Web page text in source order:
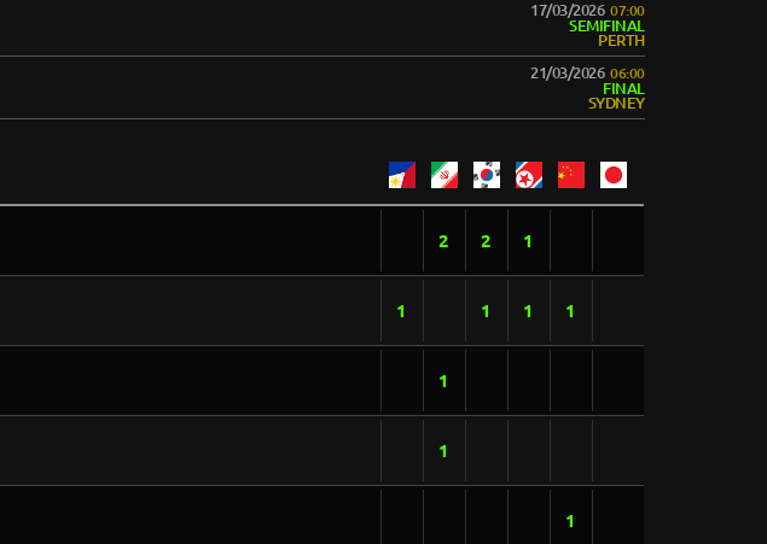
17/03/202607:00
SEMIFINAL
PERTH
21/03/202606:00
FINAL
SYDNEY
2 2 1
1 1 1 1
1
1
1